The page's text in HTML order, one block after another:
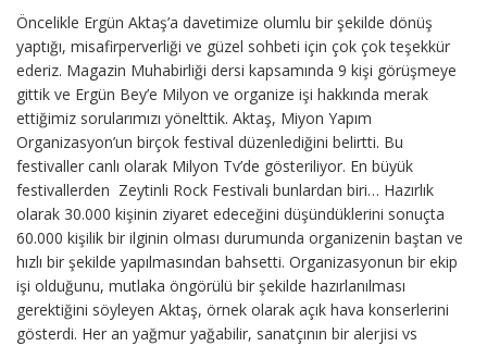
Öncelikle Ergün Aktaş’a davetimize olumlu bir şekilde dönüş
yaptığı, misafirperverliği ve güzel sohbeti için çok çok teşekkür
ederiz. Magazin Muhabirliği dersi kapsamında 9 kişi görüşmeye
gittik ve Ergün Bey’e Milyon ve organize işi hakkında merak
ettiğimiz sorularımızı yönelttik. Aktaş, Miyon Yapım
Organizasyon’un birçok festival düzenlediğini belirtti. Bu
festivaller canlı olarak Milyon Tv’de gösteriliyor. En büyük
festivallerden Zeytinli Rock Festivali bunlardan biri… Hazırlık
olarak 30.000 kişinin ziyaret edeceğini düşündüklerini sonuçta
60.000 kişilik bir ilginin olması durumunda organizenin baştan ve
hızlı bir şekilde yapılmasından bahsetti. Organizasyonun bir ekip
işi olduğunu, mutlaka öngörülü bir şekilde hazırlanılması
gerektiğini söyleyen Aktaş, örnek olarak açık hava konserlerini
gösterdi. Her an yağmur yağabilir, sanatçının bir alerjisi vs